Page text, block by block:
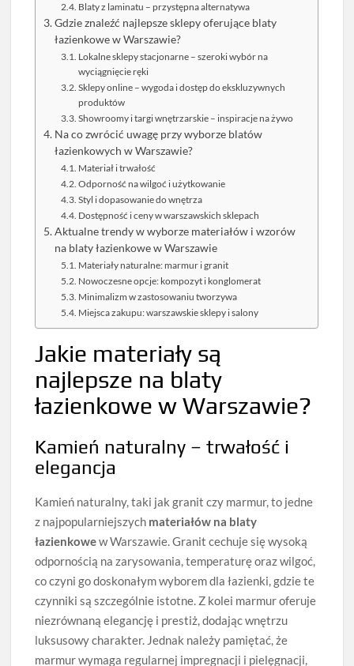
Blaty z laminatu – przystępna alternatywa
Gdzie znaleźć najlepsze sklepy oferujące blaty
łazienkowe w Warszawie?
Lokalne sklepy stacjonarne – szeroki wybór na
wyciągnięcie ręki
Sklepy online – wygoda i dostęp do ekskluzywnych
produktów
Showroomy i targi wnętrzarskie – inspiracje na żywo
Na co zwrócić uwagę przy wyborze blatów
łazienkowych w Warszawie?
Materiał i trwałość
Odporność na wilgoć i użytkowanie
Styl i dopasowanie do wnętrza
Dostępność i ceny w warszawskich sklepach
Aktualne trendy w wyborze materiałów i wzorów
na blaty łazienkowe w Warszawie
Materiały naturalne: marmur i granit
Nowoczesne opcje: kompozyt i konglomerat
Minimalizm w zastosowaniu tworzywa
Miejsca zakupu: warszawskie sklepy i salony
Jakie materiały są
najlepsze na blaty
łazienkowe w Warszawie?
Kamień naturalny – trwałość i
elegancja
Kamień naturalny, taki jak granit czy marmur, to jedne
z najpopularniejszych materiałów na blaty
łazienkowew Warszawie. Granit cechuje się wysoką
odpornością na zarysowania, temperaturę oraz wilgoć,
co czyni go doskonałym wyborem dla łazienki, gdzie te
czynniki są szczególnie istotne. Z kolei marmur oferuje
niezrównaną elegancję i prestiż, dodając wnętrzu
luksusowy charakter. Jednak należy pamiętać, że
marmur wymaga regularnej impregnacji i pielęgnacji,